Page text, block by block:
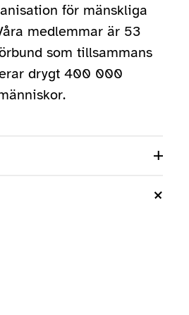
för mänskliga
medlemmar är 53
som tillsammans
drygt 400 000